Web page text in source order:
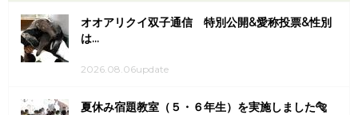
オオアリクイ双子通信 特別公開&愛称投票&性別
は...
2026.08.06update
夏休み宿題教室（５・６年生）を実施しました🐅